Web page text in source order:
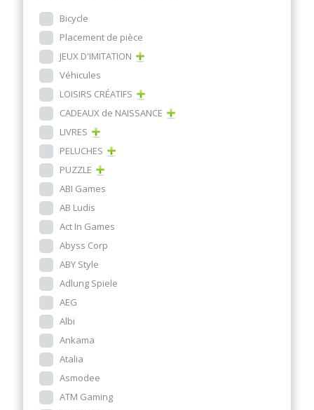
Bicycle
Placement de pièce
JEUX D'IMITATION
Véhicules
LOISIRS CRÉATIFS
CADEAUX de NAISSANCE
LIVRES
PELUCHES
PUZZLE
ABI Games
AB Ludis
Act In Games
Abyss Corp
ABY Style
Adlung Spiele
AEG
Albi
Ankama
Atalia
Asmodee
ATM Gaming